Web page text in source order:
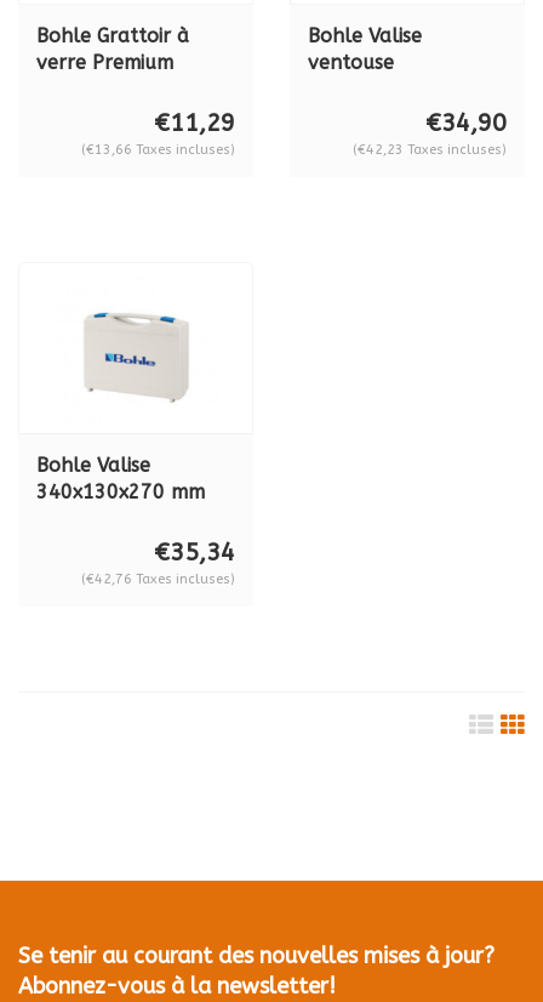
Bohle Grattoir à
verre Premium
€11,29
(€13,66 Taxes incluses)
Bohle Valise
ventouse
€34,90
(€42,23 Taxes incluses)
Bohle Valise
340x130x270 mm
avec gris. (pour le
BO S2.421)
€35,34
(€42,76 Taxes incluses)
Se tenir au courant des nouvelles mises à jour?
Abonnez-vous à la newsletter!